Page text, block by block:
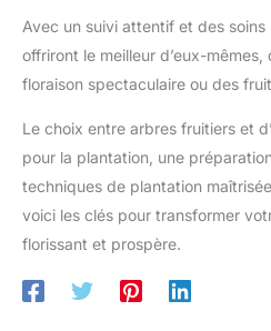
Avec un suivi attentif et des
offriront le meilleur d’eux-
floraison spectaculaire ou des
Le choix entre arbres fruitiers et
pour la plantation, une
techniques de plantation
voici les clés pour transformer
florissant et prospère.